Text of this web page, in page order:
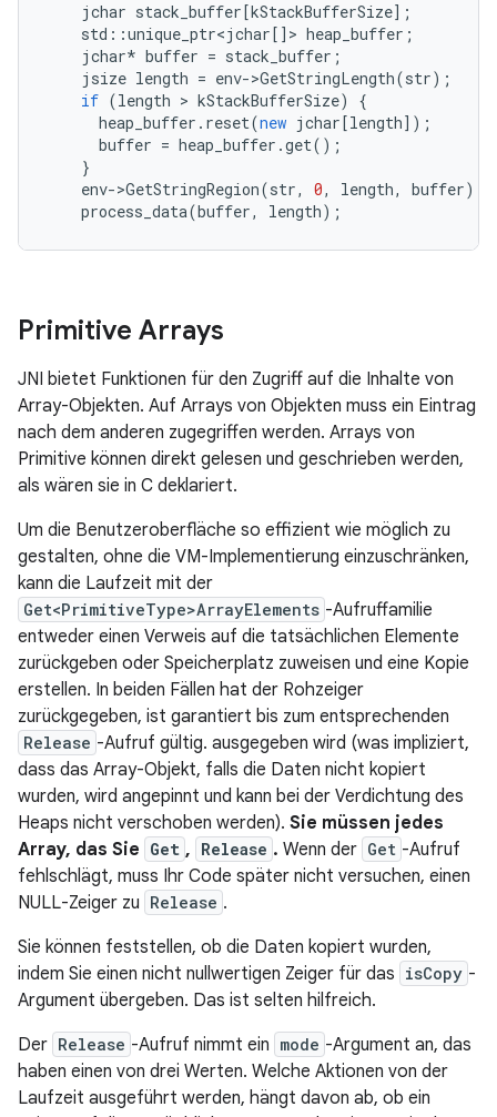
jchar stack_buffer[kStackBufferSize];
std ::unique_ptr<jchar[] > heap_buffer ;
jchar* buffer = stack_buffer ;
jsize length = env->GetStringLength(str);
if (length > kStackBufferSize)
{
heap_buffer . reset(new jchar[length]);
buffer = heap_buffer .get();
}
env->GetStringRegion(str, 0, length, buffer);
process_data(buffer, length);
Primitive Arrays
JNI bietet Funktionen für den Zugriff auf die Inhalte von
Array-Objekten. Auf Arrays von Objekten muss ein Eintrag
nach dem anderen zugegriffen werden. Arrays von
Primitive können direkt gelesen und geschrieben werden,
als wären sie in C deklariert.
Um die Benutzeroberfläche so effizient wie möglich zu
gestalten, ohne die VM-Implementierung einzuschränken,
kann die Laufzeit mit der
Get<PrimitiveType>ArrayElements -Aufruffamilie
entweder einen Verweis auf die tatsächlichen Elemente
zurückgeben oder Speicherplatz zuweisen und eine Kopie
erstellen. In beiden Fällen hat der Rohzeiger
zurückgegeben, ist garantiert bis zum entsprechenden
Release -Aufruf gültig. ausgegeben wird (was impliziert,
dass das Array-Objekt, falls die Daten nicht kopiert
wurden, wird angepinnt und kann bei der Verdichtung des
Heaps nicht verschoben werden). Sie müssen jedes
Array, das Sie Get , Release . Wenn der Get -Aufruf
fehlschlägt, muss Ihr Code später nicht versuchen, einen
NULL-Zeiger zu Release .
Sie können feststellen, ob die Daten kopiert wurden,
indem Sie einen nicht nullwertigen Zeiger für das isCopy -
Argument übergeben. Das ist selten hilfreich.
Der Release -Aufruf nimmt ein mode -Argument an, das
haben einen von drei Werten. Welche Aktionen von der
Laufzeit ausgeführt werden, hängt davon ab, ob ein